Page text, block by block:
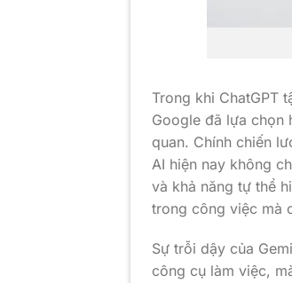
Trong khi ChatGPT
Google đã lựa chọn
quan. Chính chiến
AI hiện nay không
và khả năng tự thể
trong công việc mà
Sự trỗi dậy của
công cụ làm việc,